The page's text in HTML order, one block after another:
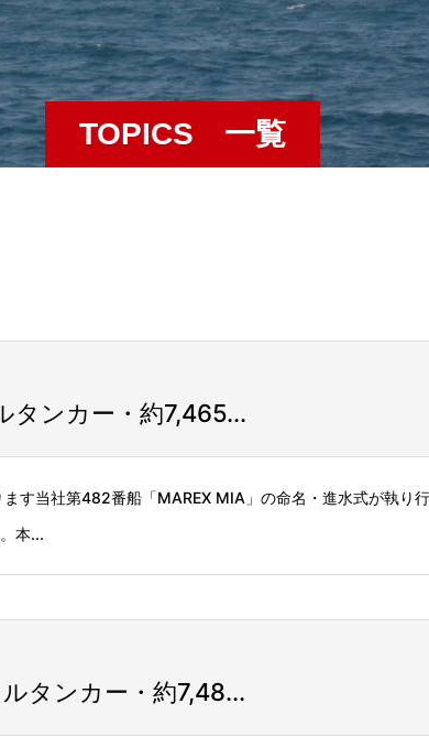
TOPICS 一覧
タンカー・約7,465...
す当社第482番船「MAREX MIA」の命名・進水式が執り
本...
タンカー・約7,48...